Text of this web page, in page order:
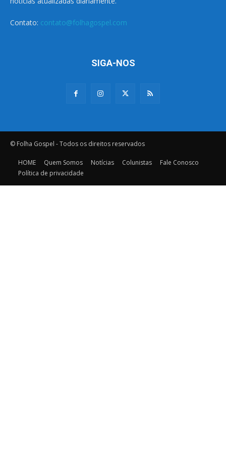
Contato: contato@folhagospel.com
SIGA-NOS
© Folha Gospel - Todos os direitos reservados
HOME Quem Somos Notícias Colunistas
Fale Conosco
Política de privacidade